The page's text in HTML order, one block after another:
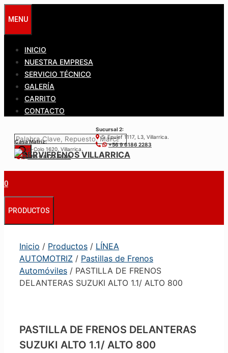
al
contenido
MENU
INICIO
NUESTRA EMPRESA
SERVICIO TÉCNICO
GALERÍA
CARRITO
CONTACTO
Búsqueda
de
productos
Casa Matríz:
Colo-Colo 1620, Villarrica.
+56 9 6122 3840
Sucursal 2:
S. Epulef 1117, L3, Villarrica.
+56 9 6186 2283
0
PRODUCTOS
Inicio / Productos / LÍNEA
AUTOMOTRIZ / Pastillas de Frenos
Automóviles / PASTILLA DE FRENOS
DELANTERAS SUZUKI ALTO 1.1/ ALTO 800
PASTILLA DE FRENOS DELANTERAS
SUZUKI ALTO 1.1/ ALTO 800